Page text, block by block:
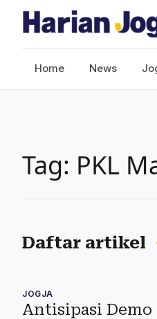
Home News
Tag: PKL
Daftar artikel
JOGJA
Antisipasi Demo